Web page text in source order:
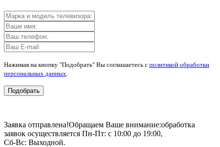
Нажимая на кнопку "Подобрать" Вы соглашаетесь с политикой обработки
персональных данных
Подобрать
Заявка отправлена!Обращаем Ваше внимание:обработка
заявок осуществляется Пн-Пт: с 10:00 до 19:00,
Сб-Вс: Выходной.